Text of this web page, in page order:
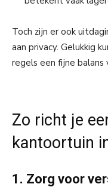
Toch zijn er ook
aan privacy. Gelukkig
regels een fijne balans
Zo richt je
kantoortuin
1. Zorg voor